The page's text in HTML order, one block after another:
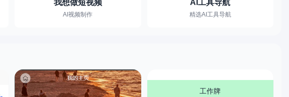
我想做短视频
AI视频制作
AI工具导航
精选AI工具导航